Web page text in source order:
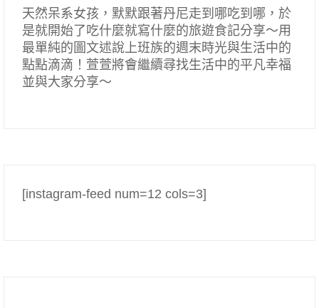
天然呆系女孩，默默跟著丹尼走到哪吃到哪，於
是就開始了吃什麼就寫什麼的旅遊食記分享～用
最單純的圖文述說上班族的週末時光與生活中的
點點滴滴！萱萱將會繼續尋找生活中的平凡幸福
並與大家分享～
[instagram-feed num=12 cols=3]